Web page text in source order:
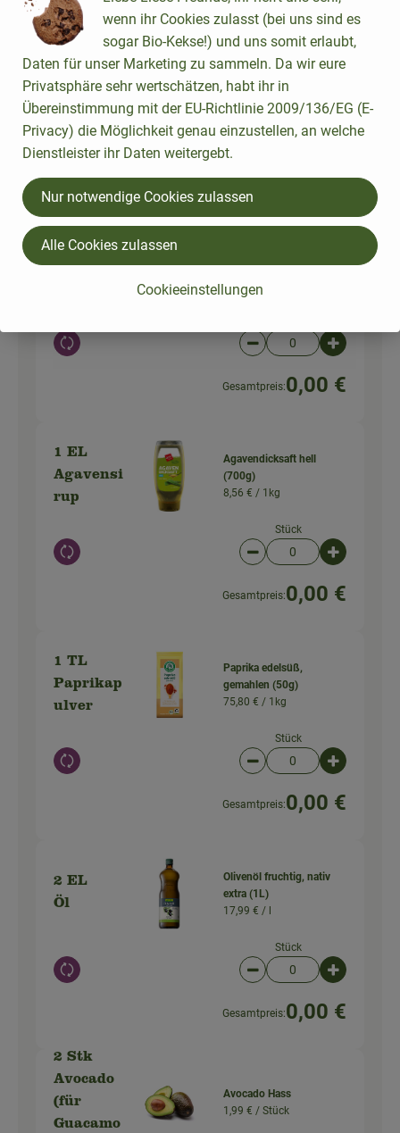
1 EL
Ketchup
Auswahl ändern
Ketchup (450ml)
7,31 € /1kg
Stück
Artikelanzahl
Gesamtpreis:0,00 €
1 EL
Sojasauc
Auswahl ändern
(250ml)
29,96 € /
Artikelanzahl
Gesamtpreis:0,00 €
1 EL
Agavensi
rup
Auswahl ändern
Agavendicksaft hell
(700g)
8,56 € / 1kg
Stück
Artikelanzahl
Gesamtpreis:0,00 €
1 TL
Paprikap
ulver
Auswahl ändern
Paprika edelsüß,
gemahlen (50g)
75,80 € / 1kg
Stück
Artikelanzahl
Gesamtpreis:0,00 €
2 EL
Öl
Auswahl ändern
Olivenöl fruchtig, nativ
extra (1L)
17,99 € / l
Stück
Artikelanzahl
Gesamtpreis:0,00 €
2 Stk
Avocado
(für
Guacamo
Avocado Hass
1,99 € / Stück
wenn ihr Cookies zulasst (bei uns sind es
sogar Bio-Kekse!) und uns somit erlaubt,
Daten für unser Marketing zu sammeln. Da wir eure
Privatsphäre sehr wertschätzen, habt ihr in
Übereinstimmung mit der EU-Richtlinie 2009/136/EG (E-
Privacy) die Möglichkeit genau einzustellen, an welche
Dienstleister ihr Daten weitergebt.
Cookieeinstellungen
Nur notwendige Cookies zulassen
Alle Cookies zulassen